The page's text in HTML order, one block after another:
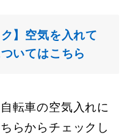
】空気を入れて
いてはこちら
転車の空気入れに
らからチェックし